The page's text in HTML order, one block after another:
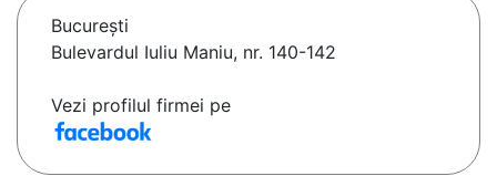
Bucureşti
Bulevardul Iuliu Maniu, nr. 140-142
Vezi profilul firmei pe